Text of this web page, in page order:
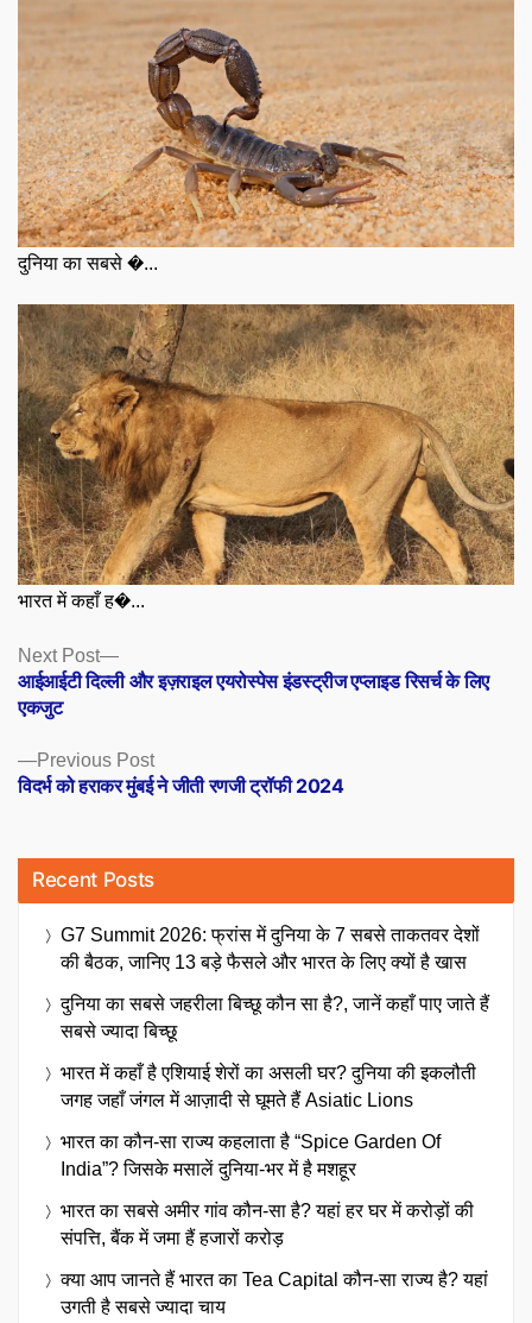
दुनिया का सबसे �...
भारत में कहाँ ह�...
Posts
navigation
Previous PostPrevious
post:
विदर्भ को हराकर मुंबई ने जीती रणजी ट्रॉफी 2024
Next Post
Next
post:
आईआईटी दिल्ली और इज़राइल एयरोस्पेस इंडस्ट्रीज एप्लाइड रिसर्च के लिए
एकजुट
Recent Posts
G7 Summit 2026: फ्रांस में दुनिया के 7 सबसे ताकतवर देशों
की बैठक, जानिए 13 बड़े फैसले और भारत के लिए क्यों है खास
दुनिया का सबसे जहरीला बिच्छू कौन सा है?, जानें कहाँ पाए जाते हैं
सबसे ज्यादा बिच्छू
भारत में कहाँ है एशियाई शेरों का असली घर? दुनिया की इकलौती
जगह जहाँ जंगल में आज़ादी से घूमते हैं Asiatic Lions
भारत का कौन-सा राज्य कहलाता है “Spice Garden Of
India”? जिसके मसालें दुनिया-भर में है मशहूर
भारत का सबसे अमीर गांव कौन-सा है? यहां हर घर में करोड़ों की
संपत्ति, बैंक में जमा हैं हजारों करोड़
क्या आप जानते हैं भारत का Tea Capital कौन-सा राज्य है? यहां
उगती है सबसे ज्यादा चाय